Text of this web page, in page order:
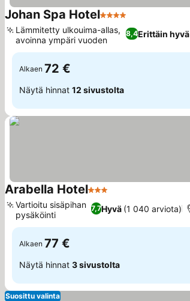
Johan Spa Hotel4 Tähtiluokitus
8,4Erittäin hyvä
Lämmitetty ulkouima-allas,
avoinna ympäri vuoden
Alkaen 72 €
Näytä hinnat 12 sivustolta
Arabella Hotel3 Tähtiluokitus
7,7Hyvä (1 040 arviota)
Vartioitu sisäpihan
pysäköinti
Alkaen 77 €
Näytä hinnat 3 sivustolta
Suosittu valinta